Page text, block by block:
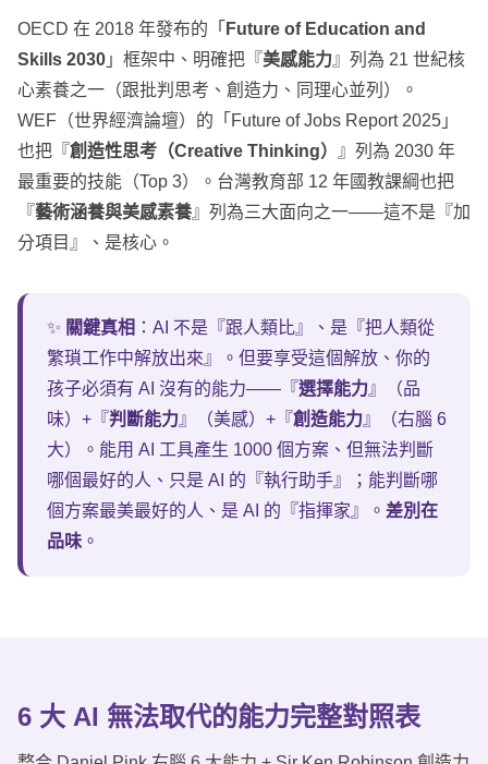
OECD 在 2018 年發布的「 Future of Education and
Skills 2030 」框架中、明確把『美感能力』列為 21 世紀核
心素養之一（跟批判思考、創造力、同理心並列）。
WEF（世界經濟論壇）的「Future of Jobs Report 2025」
也把『創造性思考（Creative Thinking）
』列為 2030 年
最重要的技能（Top 3）。台灣教育部 12 年國教課綱也把
『藝術涵養與美感素養』列為三大面向之一——這不是『加
分項目』、是核心。
✨ 關鍵真相 ：AI 不是『跟人類比』、是『把人類從
繁瑣工作中解放出來』。但要享受這個解放、你的
孩子必須有 AI 沒有的能力——『選擇能力』（品
味）+『判斷能力』（美感）+『創造能力』（右腦 6
大）。能用 AI 工具產生 1000 個方案、但無法判斷
哪個最好的人、只是 AI 的『執行助手』；能判斷哪
個方案最美最好的人、是 AI 的『指揮家』。 差別在
品味 。
6 大 AI 無法取代的能力完整對照表